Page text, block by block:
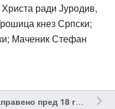
ради Јуродив,
кнез Српски;
Маченик Стефан
пред 18 години од